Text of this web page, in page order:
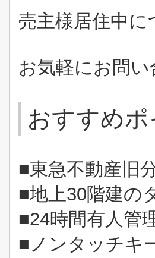
売主様居住中
お気軽にお問
おすすめポ
■東急不動産旧
■地上30階建の
■24時間有人管
■ノンタッチキ